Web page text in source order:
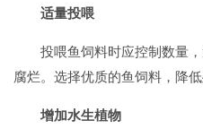
适量投喂
投喂鱼饲料时应控制数量
腐烂。选择优质的鱼饲料，降低
增加水生植物